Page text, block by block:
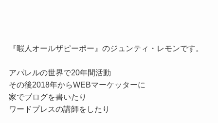
『暇人オールザピーポー』のジュンティ・レモンです。
アパレルの世界で20年間活動
その後2018年からWEBマーケッターに
家でブログを書いたり
ワードプレスの講師をしたり